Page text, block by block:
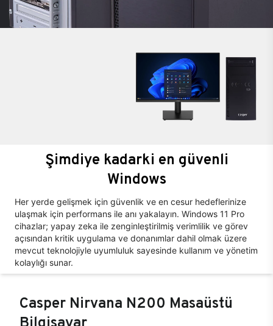
Şimdiye kadarki en güvenli
Windows
Her yerde gelişmek için güvenlik ve en cesur hedeflerinize
ulaşmak için performans ile anı yakalayın. Windows 11 Pro
cihazlar; yapay zeka ile zenginleştirilmiş verimlilik ve görev
açısından kritik uygulama ve donanımlar dahil olmak üzere
mevcut teknolojiyle uyumluluk sayesinde kullanım ve yönetim
kolaylığı sunar.
Casper Nirvana N200 Masaüstü
Bilgisayar